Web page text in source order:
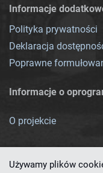
Informacje
Polityka prywatności
Deklaracja
Poprawne
Informacje o
O projekcie
Używamy plików